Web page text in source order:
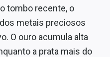
tombo recente, o
metais preciosos
O ouro acumula alta
a prata mais do